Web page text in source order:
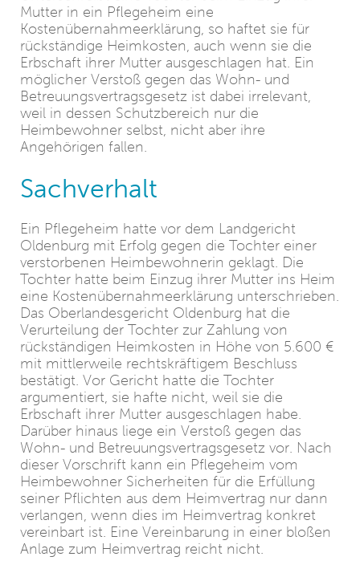
Mutter in ein Pflegeheim eine
Kostenübernahmeerklärung, so haftet sie für
rückständige Heimkosten, auch wenn sie die
Erbschaft ihrer Mutter ausgeschlagen hat. Ein
möglicher Verstoß gegen das Wohn- und
Betreuungsvertragsgesetz ist dabei irrelevant,
weil in dessen Schutzbereich nur die
Heimbewohner selbst, nicht aber ihre
Angehörigen fallen.
Sachverhalt
Ein Pflegeheim hatte vor dem Landgericht
Oldenburg mit Erfolg gegen die Tochter einer
verstorbenen Heimbewohnerin geklagt. Die
Tochter hatte beim Einzug ihrer Mutter ins Heim
eine Kostenübernahmeerklärung unterschrieben.
Das Oberlandesgericht Oldenburg hat die
Verurteilung der Tochter zur Zahlung von
rückständigen Heimkosten in Höhe von 5.600 €
mit mittlerweile rechtskräftigem Beschluss
bestätigt. Vor Gericht hatte die Tochter
argumentiert, sie hafte nicht, weil sie die
Erbschaft ihrer Mutter ausgeschlagen habe.
Darüber hinaus liege ein Verstoß gegen das
Wohn- und Betreuungsvertragsgesetz vor. Nach
dieser Vorschrift kann ein Pflegeheim vom
Heimbewohner Sicherheiten für die Erfüllung
seiner Pflichten aus dem Heimvertrag nur dann
verlangen, wenn dies im Heimvertrag konkret
vereinbart ist. Eine Vereinbarung in einer bloßen
Anlage zum Heimvertrag reicht nicht.